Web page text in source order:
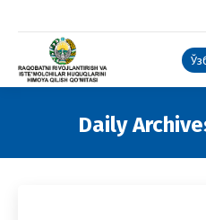
Daily